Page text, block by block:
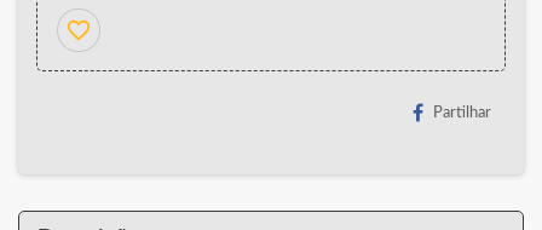
favorite_border
Partilhar